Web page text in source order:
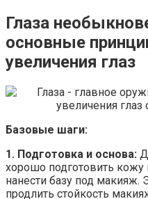
Глаза
основные
увеличения глаз
Базовые шаги:
1. Подготовка и основа:
хорошо подготовить кожу
нанести базу под макияж.
продлить стойкость